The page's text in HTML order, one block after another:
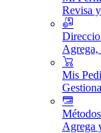
Revisa
Agrega,
Mis
Agrega